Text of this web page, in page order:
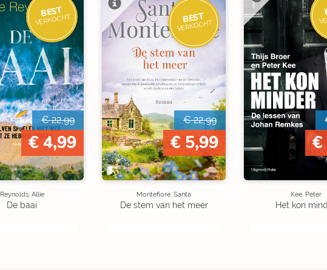
BEST
VERKOCHT
€ 22,99
€ 4,99
Reynolds, Allie
De baai
BEST
VERKOCHT
€ 22,99
€ 5,99
Montefiore, Santa
De stem van het meer
€
Kee, Peter
Het kon